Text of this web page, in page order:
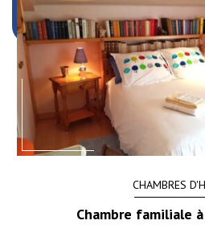
CHAMBRES
Chambre familiale